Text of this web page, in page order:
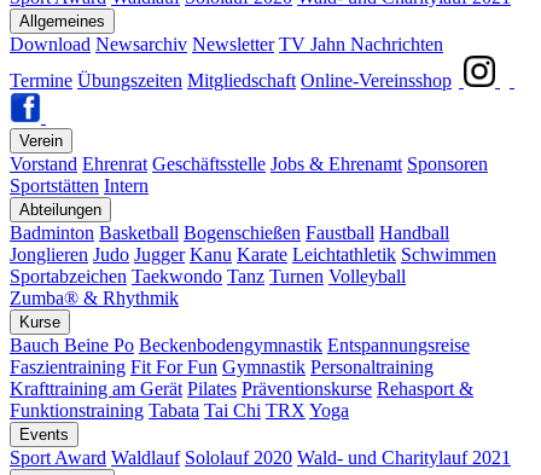
Allgemeines
Download Newsarchiv Newsletter TV Jahn Nachrichten
Termine Übungszeiten Mitgliedschaft Online-Vereinsshop
Verein
Vorstand Ehrenrat Geschäftsstelle Jobs & Ehrenamt Sponsoren
Sportstätten Intern
Abteilungen
Badminton Basketball Bogenschießen Faustball Handball
Jonglieren Judo Jugger Kanu Karate Leichtathletik Schwimmen
Sportabzeichen Taekwondo Tanz Turnen Volleyball
Zumba® & Rhythmik
Kurse
Bauch Beine Po Beckenbodengymnastik Entspannungsreise
Faszientraining Fit For Fun Gymnastik Personaltraining
Krafttraining am Gerät Pilates Präventionskurse Rehasport &
Funktionstraining Tabata Tai Chi TRX Yoga
Events
Sport Award Waldlauf Sololauf 2020 Wald- und Charitylauf 2021